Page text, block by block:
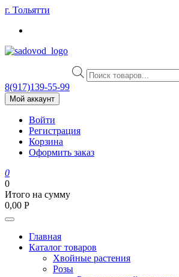
Skip
content
г. Тольятти
Поиск
товаров
8(917)139‑55-99
Мой аккаунт
Войти
Регистрация
Корзина
Оформить заказ
0
0
Итого на сумму
0,00 Р
Главная
Каталог товаров
Хвойные растения
Розы